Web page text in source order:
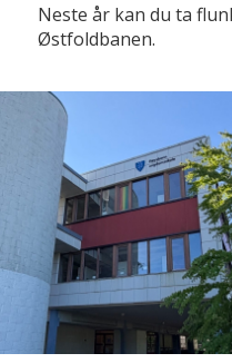
Neste år kan du ta
Østfoldbanen.